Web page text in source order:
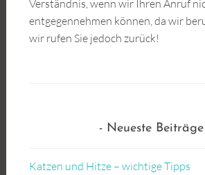
Verständnis, wenn wir Ihren Anruf
entgegennehmen können, da wir
wir rufen Sie jedoch zurück!
Neueste Beiträge
Katzen und Hitze – wichtige Tipps